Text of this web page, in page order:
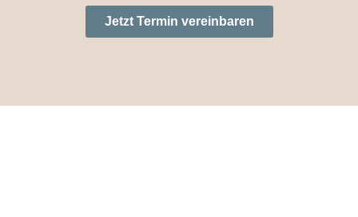
Jetzt Ter­min vereinbaren